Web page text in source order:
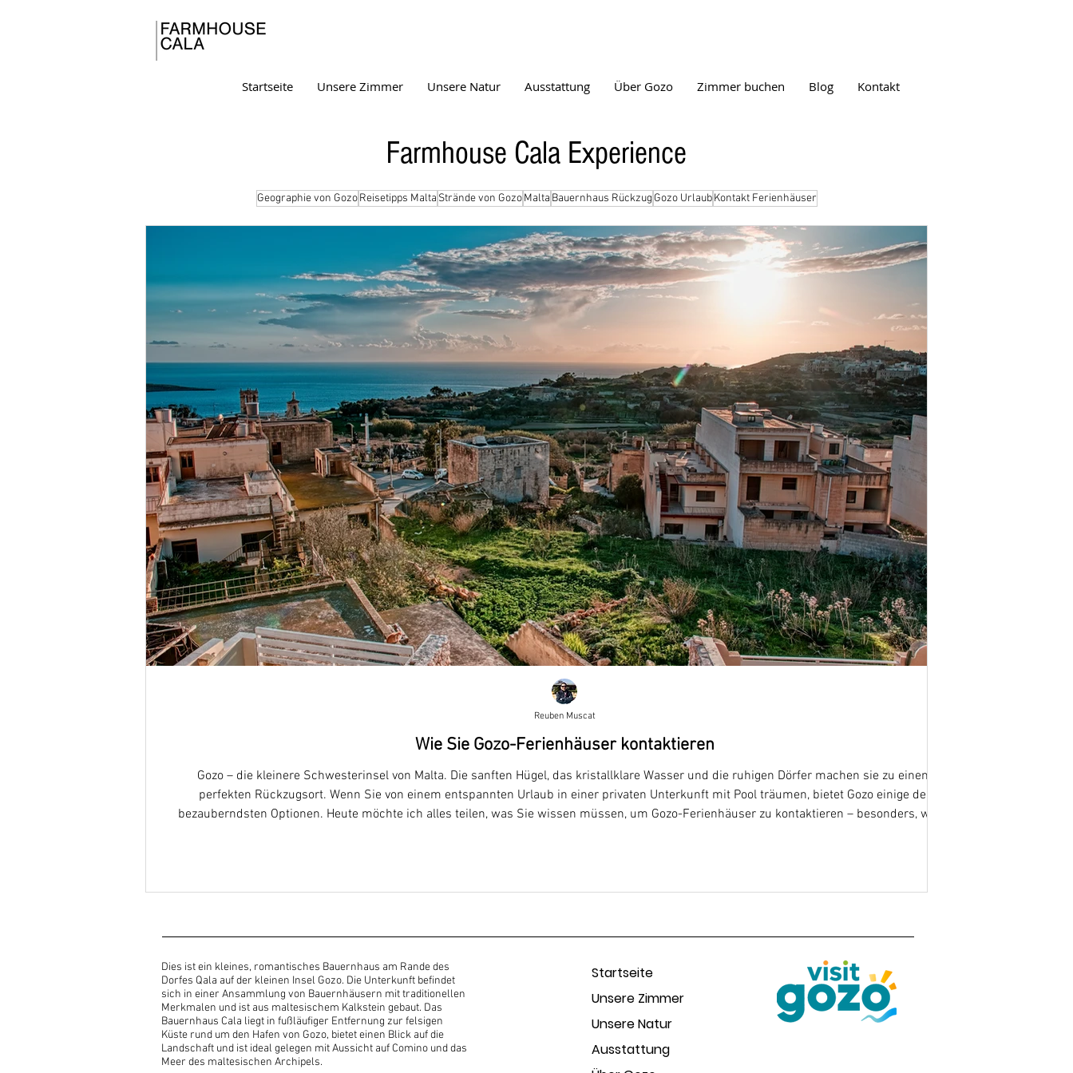
Startseite Unsere Zimmer Unsere Natur Ausstattung Über Gozo Zimmer buchen Blog Kontakt
Farmhouse Cala Experience
Geographie von Gozo Reisetipps Malta Strände von Gozo Malta Bauernhaus Rückzug Gozo Urlaub Kontakt Ferienhäuser
Wie Sie Gozo-Ferienhäuser kontaktieren
Gozo – die kleinere Schwesterinsel von Malta. Die sanften Hügel, das kristallklare Wasser und die ruhigen Dörfer machen sie zu einem
perfekten Rückzugsort. Wenn Sie von einem entspannten Urlaub in einer privaten Unterkunft mit Pool träumen, bietet Gozo einige der
bezauberndsten Optionen. Heute möchte ich alles teilen, was Sie wissen müssen, um Gozo-Ferienhäuser zu kontaktieren – besonders, wenn
Reuben Muscat
Dies ist ein kleines, romantisches Bauernhaus am Rande des
Dorfes Qala auf der kleinen Insel Gozo. Die Unterkunft befindet
sich in einer Ansammlung von Bauernhäusern mit traditionellen
Merkmalen und ist aus maltesischem Kalkstein gebaut. Das
Bauernhaus Cala liegt in fußläufiger Entfernung zur felsigen
Küste rund um den Hafen von Gozo, bietet einen Blick auf die
Landschaft und ist ideal gelegen mit Aussicht auf Comino und das
Meer des maltesischen Archipels.
Startseite
Unsere Zimmer
Unsere Natur
Ausstattung